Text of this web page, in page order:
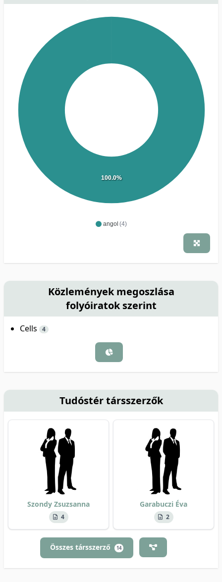
angol (4)
100.0%
Közlemények megoszlása
folyóiratok szerint
Cells 4
Tudóstér társszerzők
Szondy Zsuzsanna
4
Garabuczi Éva
2
Összes társszerző 14